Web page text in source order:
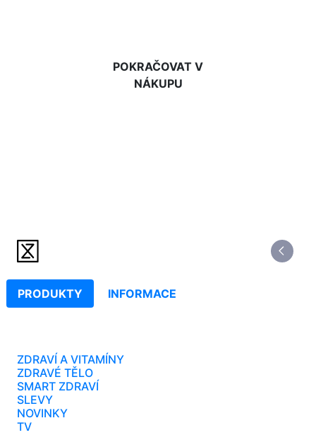
POKRAČOVAT V
NÁKUPU
PRODUKTY INFORMACE
ZDRAVÍ A VITAMÍNY
ZDRAVÉ TĚLO
SMART ZDRAVÍ
SLEVY
NOVINKY
TV